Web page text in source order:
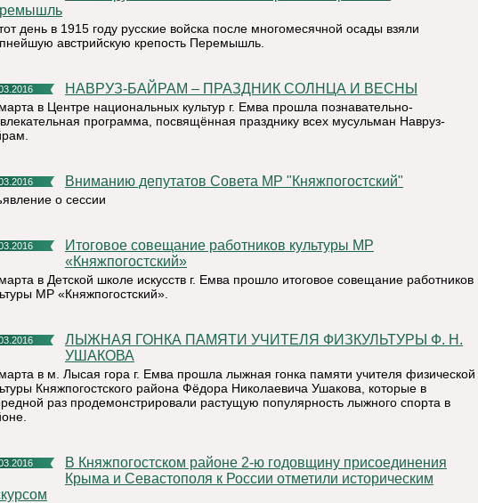
день в 1915 году русские войска после многомесячной осады взяли
австрийскую крепость Перемышль.
НАВРУЗ-БАЙРАМ – ПРАЗДНИК СОЛНЦА И ВЕСНЫ
в Центре национальных культур г. Емва прошла познавательно-
программа, посвящённая празднику всех мусульман Навруз-
Вниманию депутатов Совета МР "Княжпогостский"
о сессии
Итоговое совещание работников культуры МР
«Княжпогостский»
в Детской школе искусств г. Емва прошло итоговое совещание работников
МР «Княжпогостский».
ЛЫЖНАЯ ГОНКА ПАМЯТИ УЧИТЕЛЯ ФИЗКУЛЬТУРЫ Ф. Н.
УШАКОВА
в м. Лысая гора г. Емва прошла лыжная гонка памяти учителя физической
Княжпогостского района Фёдора Николаевича Ушакова, которые в
раз продемонстрировали растущую популярность лыжного спорта в
В Княжпогостском районе 2-ю годовщину присоединения
Крыма и Севастополя к России отметили историческим